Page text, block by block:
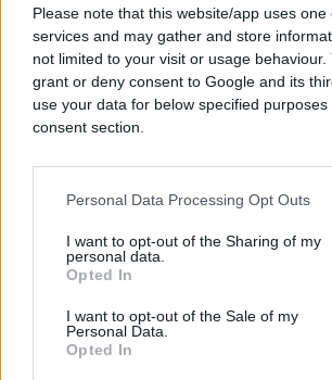
Please note that this website/app uses
services and may gather and store
not limited to your visit or usage behaviour.
grant or deny consent to Google and its
use your data for below specified
consent section.
Personal Data Processing Opt Outs
I want to opt-out of the Sharing of my
personal data.
Opted In
I want to opt-out of the Sale of my
Personal Data.
Opted In